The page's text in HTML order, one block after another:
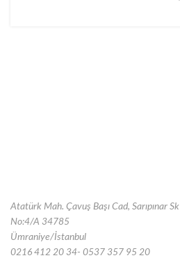
Atatürk Mah. Çavuş Başı Cad, Sarıpınar Sk
No:4/A 34785
Ümraniye/İstanbul
0216 412 20 34- 0537 357 95 20